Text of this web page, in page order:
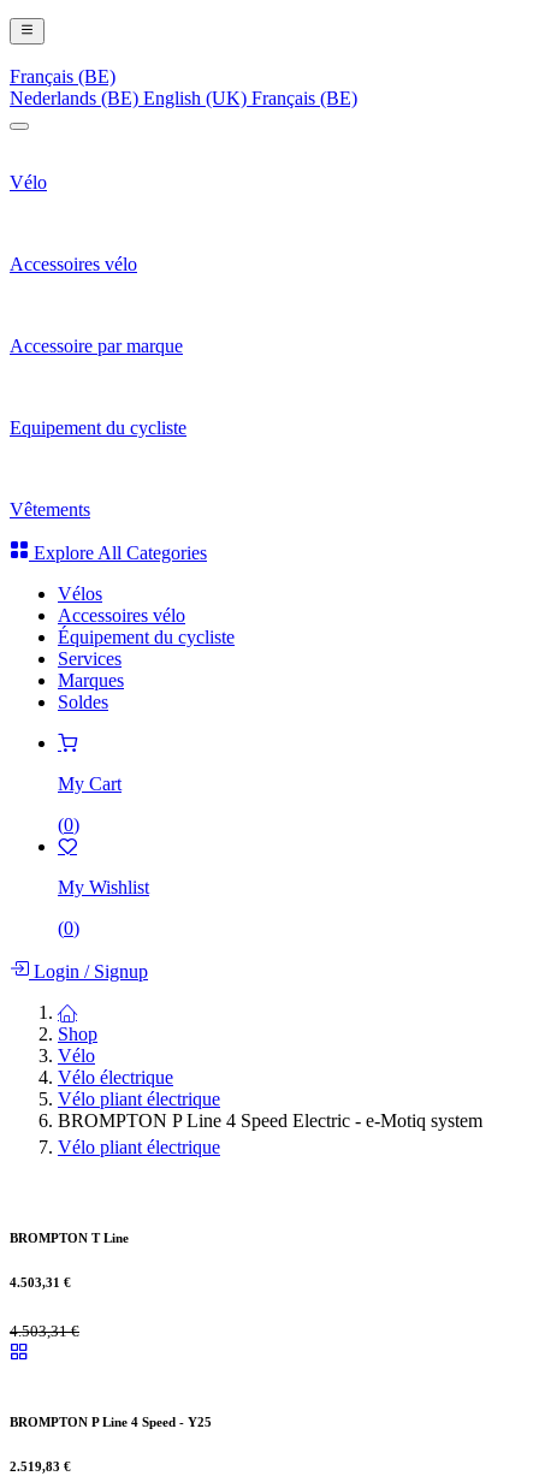
Français (BE)
Nederlands (BE) English (UK) Français (BE)
Vélo
Accessoires vélo
Accessoire par marque
Equipement du cycliste
Vêtements
Explore All Categories
Vélos
Accessoires vélo
Équipement du cycliste
Services
Marques
Soldes
My Cart
(0)
My Wishlist
(0)
Login /Signup
Shop
Vélo
Vélo électrique
Vélo pliant électrique
BROMPTON P Line 4 Speed Electric - e-Motiq system
Vélo pliant électrique
BROMPTON T Line
4.503,31 €
4.503,31€
BROMPTON P Line 4 Speed - Y25
2.519,83 €